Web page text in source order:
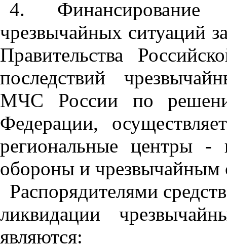
4. Финансирование
чрезвычайных ситуаций
Правительства
последствий
МЧС России по
Федерации,
региональные центры
обороны и
Распорядителями
ликвидации
являются: